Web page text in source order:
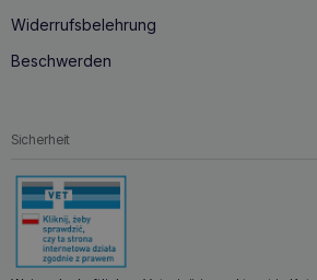
Widerrufsbelehrung
Beschwerden
Sicherheit